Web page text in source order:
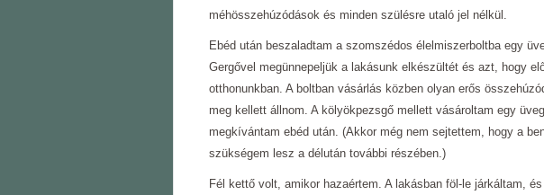
méhösszehúzódások és minden szülésre utaló jel nélkül.
Ebéd után beszaladtam a szomszédos élelmiszerboltba egy
Gergővel megünnepeljük a lakásunk elkészültét és azt, hogy
otthonunkban. A boltban vásárlás közben olyan erős
meg kellett állnom. A kölyökpezsgő mellett vásároltam egy
megkívántam ebéd után. (Akkor még nem sejtettem, hogy a
szükségem lesz a délután további részében.)
Fél kettő volt, amikor hazaértem. A lakásban föl-le járkáltam,